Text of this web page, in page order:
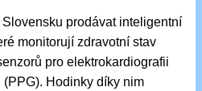
prodávat inteligentní
monitorují zdravotní stav
pro elektrokardiografii
Hodinky díky nim